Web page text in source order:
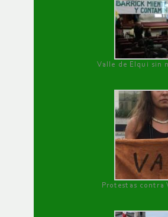
Valle de Elqui sin
Protestas contra